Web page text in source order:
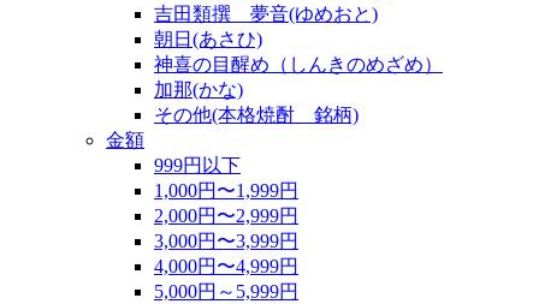
吉田類撰 夢音(ゆめおと)
朝日(あさひ)
神喜の目醒め（しんきのめざめ）
加那(かな)
その他(本格焼酎 銘柄)
金額
999円以下
1,000円〜1,999円
2,000円〜2,999円
3,000円〜3,999円
4,000円〜4,999円
5,000円～5,999円